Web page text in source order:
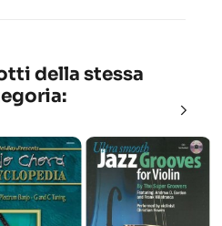
della stessa